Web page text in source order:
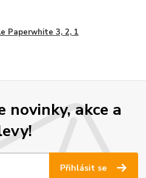
Paperwhite 3, 2, 1
novinky, akce a
Přihlásit se